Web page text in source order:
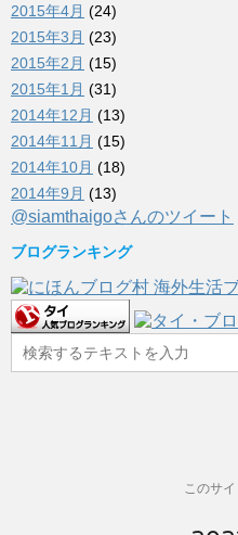
2015年4月 (24)
2015年3月 (23)
2015年2月 (15)
2015年1月 (31)
2014年12月 (13)
2014年11月 (15)
2014年10月 (18)
2014年9月 (13)
@siamthaigoさんのツイート
ブログランキング
このサ